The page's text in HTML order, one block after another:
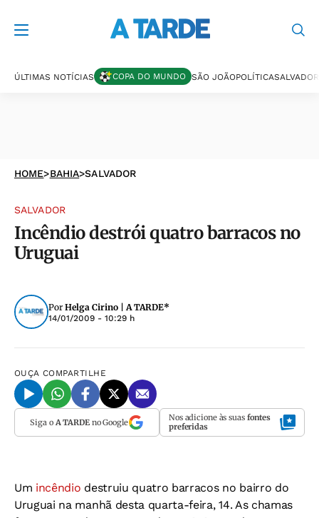
ÚLTIMAS NOTÍCIAS COPA DO MUNDO SÃO JOÃOPOLÍTICASALVADOR
HOME>BAHIA>SALVADOR
SALVADOR
Incêndio destrói quatro barracos no
Uruguai
Por Helga Cirino | A TARDE*
14/01/2009 - 10:29 h
OUÇA COMPARTILHE
Siga o A TARDEno Google Nos adicione às suas fontes
preferidas
Um incêndio destruiu quatro barracos no bairro do
Uruguai na manhã desta quarta-feira, 14. As chamas